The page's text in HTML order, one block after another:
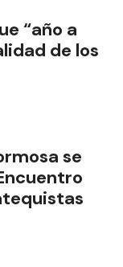
“año a
de los
se